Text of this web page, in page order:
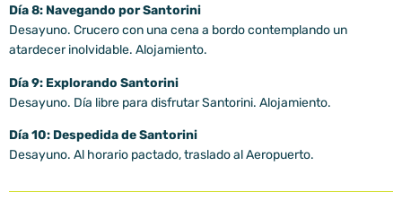
Día 8: Navegando por Santorini
Desayuno. Crucero con una cena a bordo contemplando un
atardecer inolvidable. Alojamiento.
Día 9: Explorando Santorini
Desayuno. Día libre para disfrutar Santorini. Alojamiento.
Día 10: Despedida de Santorini
Desayuno. Al horario pactado, traslado al Aeropuerto.